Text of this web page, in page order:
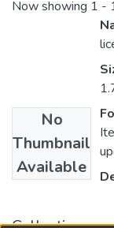
Now showing 1 -
No
Thumbnail
Available